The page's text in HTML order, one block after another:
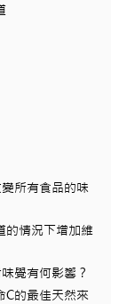
所有食品的味
的情況下增加維
覺有何影響？
C的最佳天然來